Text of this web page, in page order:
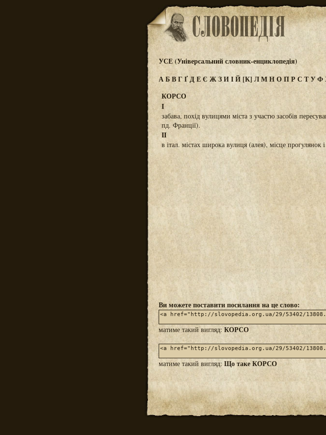
УСЕ (Універсальний словник-енциклопедія)
АБВГҐДЕЄ ЖЗИІЙ [К] ЛМНОПРС ТУФ
КОРСО
I
забава, похід вулицями міста з участю засобів
пд. Франції).
II
в італ. містах широка вулиця (алея), місце прогулянок
Ви можете поставити посилання на це слово:
матиме такий вигляд:КОРСО
матиме такий вигляд: Що таке КОРСО